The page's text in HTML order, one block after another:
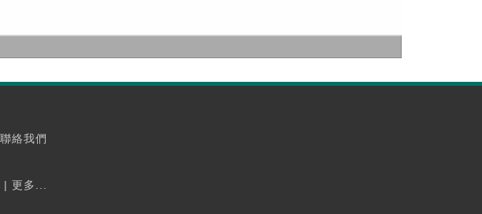
聯絡我們
| 更多...